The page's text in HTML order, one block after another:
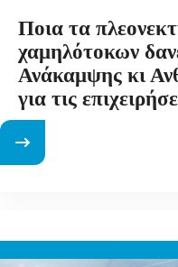
Ποια τα
χαμηλότοκων
Ανάκαμψης κι
για τις